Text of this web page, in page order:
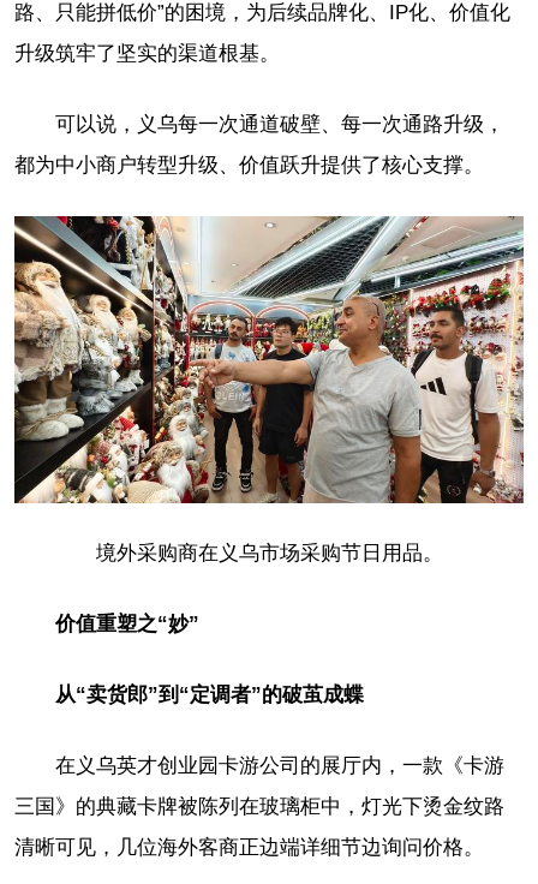
路、只能拼低价”的困境，为后续品牌化、IP化、价值化
升级筑牢了坚实的渠道根基。
可以说，义乌每一次通道破壁、每一次通路升级，
都为中小商户转型升级、价值跃升提供了核心支撑。
境外采购商在义乌市场采购节日用品。
价值重塑之“妙”
从“卖货郎”到“定调者”的破茧成蝶
在义乌英才创业园卡游公司的展厅内，一款《卡游
三国》的典藏卡牌被陈列在玻璃柜中，灯光下烫金纹路
清晰可见，几位海外客商正边端详细节边询问价格。